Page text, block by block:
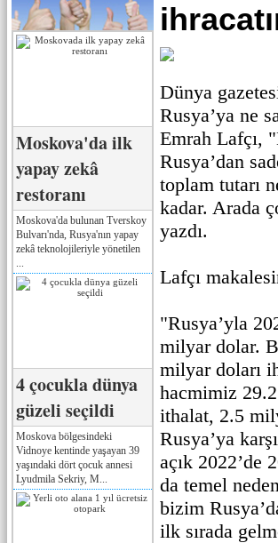
Moskova'da ilk
yapay zekâ
restoranı
Moskova'da bulunan Tverskoy
Bulvarı'nda, Rusya'nın yapay
zekâ teknolojileriyle yönetilen
4 çocukla dünya
güzeli seçildi
Moskova bölgesindeki
Vidnoye kentinde yaşayan 39
yaşındaki dört çocuk annesi
Lyudmila Sekriy, M...
Dünya
Rusya’ya ne
Emrah Lafçı,
Rusya’dan
toplam tutarı
kadar. Arada
yazdı.
Lafçı
"Rusya’yla
milyar dolar.
milyar doları
hacmimiz
ithalat, 2.5
Rusya’ya
açık 2022’de
da temel
bizim
ilk sırada